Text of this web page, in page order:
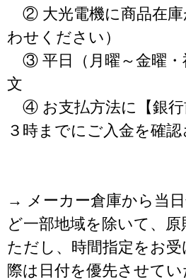
② 大光電機に商品在庫
わせください）
③ 平日（月曜～金曜・
文
④ お支払方法に【銀行
３時までにご入金を確
→ メーカー倉庫から当
ど一部地域を除いて、
ただし、時間指定をお
際は日付を優先させてい